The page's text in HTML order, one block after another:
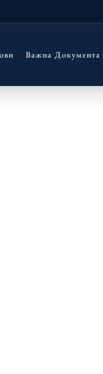
Важна Документа